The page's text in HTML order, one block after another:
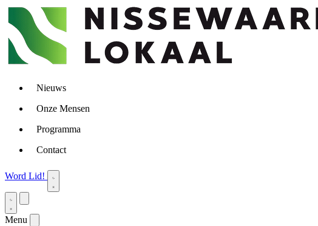
Nieuws
Onze Mensen
Programma
Contact
Word Lid!
Menu